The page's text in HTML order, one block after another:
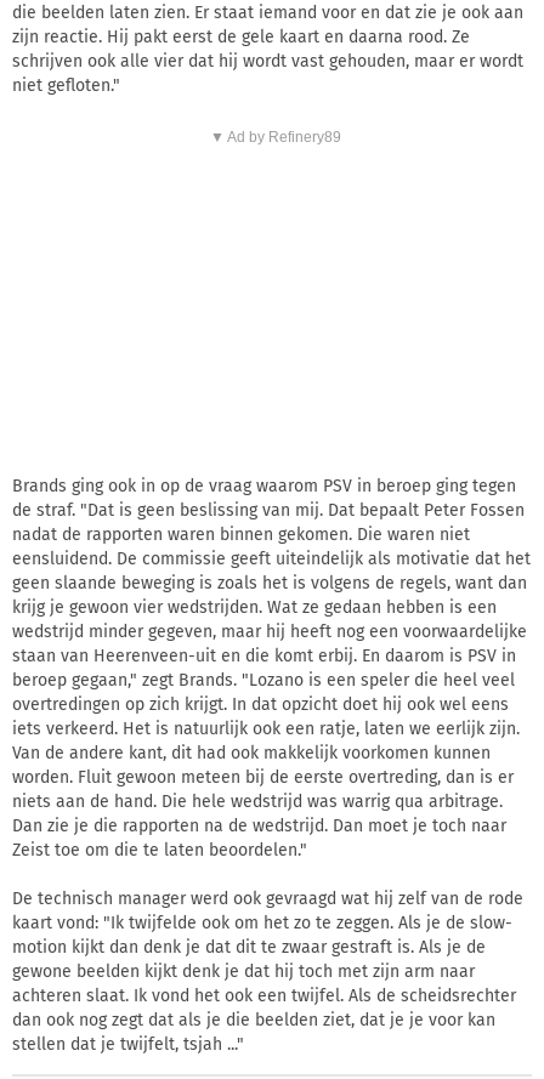
die beelden laten zien. Er staat iemand voor en dat zie je ook aan
zijn reactie. Hij pakt eerst de gele kaart en daarna rood. Ze
schrijven ook alle vier dat hij wordt vast gehouden, maar er wordt
niet gefloten."
▼ Ad by Refinery89
Brands ging ook in op de vraag waarom PSV in beroep ging tegen
de straf. "Dat is geen beslissing van mij. Dat bepaalt Peter Fossen
nadat de rapporten waren binnen gekomen. Die waren niet
eensluidend. De commissie geeft uiteindelijk als motivatie dat het
geen slaande beweging is zoals het is volgens de regels, want dan
krijg je gewoon vier wedstrijden. Wat ze gedaan hebben is een
wedstrijd minder gegeven, maar hij heeft nog een voorwaardelijke
staan van Heerenveen-uit en die komt erbij. En daarom is PSV in
beroep gegaan," zegt Brands. "Lozano is een speler die heel veel
overtredingen op zich krijgt. In dat opzicht doet hij ook wel eens
iets verkeerd. Het is natuurlijk ook een ratje, laten we eerlijk zijn.
Van de andere kant, dit had ook makkelijk voorkomen kunnen
worden. Fluit gewoon meteen bij de eerste overtreding, dan is er
niets aan de hand. Die hele wedstrijd was warrig qua arbitrage.
Dan zie je die rapporten na de wedstrijd. Dan moet je toch naar
Zeist toe om die te laten beoordelen."
De technisch manager werd ook gevraagd wat hij zelf van de rode
kaart vond: "Ik twijfelde ook om het zo te zeggen. Als je de slow-
motion kijkt dan denk je dat dit te zwaar gestraft is. Als je de
gewone beelden kijkt denk je dat hij toch met zijn arm naar
achteren slaat. Ik vond het ook een twijfel. Als de scheidsrechter
dan ook nog zegt dat als je die beelden ziet, dat je je voor kan
stellen dat je twijfelt, tsjah ..."